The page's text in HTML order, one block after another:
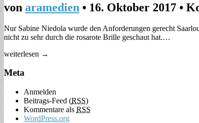
von aramedien • 16. Oktober 2017 •
Nur Sabine Niedola wurde den Anforderungen gerecht
nicht zu sehr durch die rosarote Brille geschaut hat.…
weiterlesen →
Meta
Anmelden
Beitrags-Feed (RSS)
Kommentare als RSS
WordPress.org